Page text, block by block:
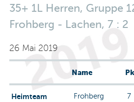
35+ 1L Herren, Gruppe
Frohberg - Lachen, 7 : 2
26 Mai 2019
Name
Heimteam Frohberg 7